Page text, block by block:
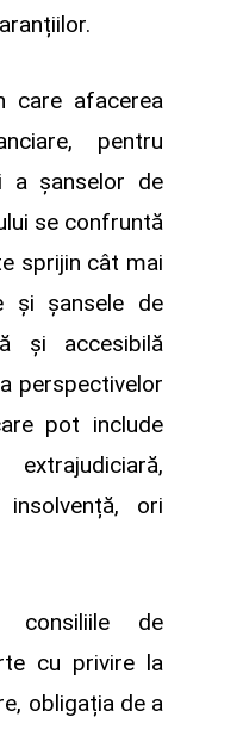
care afacerea
pentru
a șanselor de
se confruntă
sprijin cât mai
și șansele de
și accesibilă
perspectivelor
pot include
ori
consiliile de
cu privire la
obligația de a